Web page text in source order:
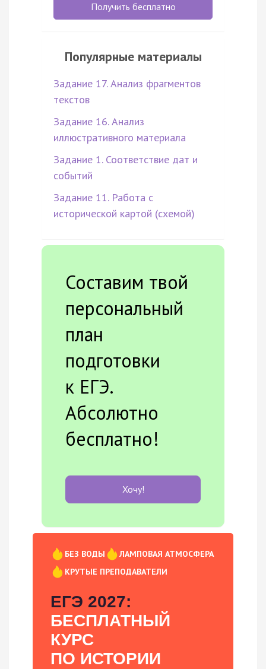
Получить бесплатно
Популярные материалы
Задание 17. Анализ фрагментов
текстов
Задание 16. Анализ
иллюстративного материала
Задание 1. Соответствие дат и
событий
Задание 11. Работа с
исторической картой (схемой)
Составим твой
персональный
план
подготовки
к ЕГЭ.
Абсолютно
бесплатно!
Хочу!
БЕЗ ВОДЫ
ЛАМПОВАЯ АТМОСФЕРА
КРУТЫЕ ПРЕПОДАВАТЕЛИ
ЕГЭ 2027:
БЕСПЛАТНЫЙ
КУРС
ПО ИСТОРИИ